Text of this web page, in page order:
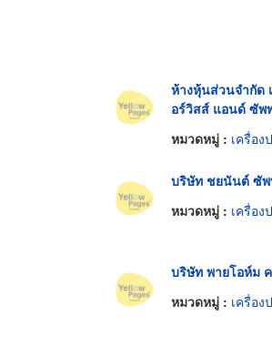
ห้างหุ้นส่วนจำกัด
อร์วิสส์ แอนด์ ซัพ
หมวดหมู่ : เครื่อง
บริษัท ชยนันต์ ซัพ
หมวดหมู่ : เครื่อง
บริษัท พายโอห์ม
หมวดหมู่ : เครื่อง